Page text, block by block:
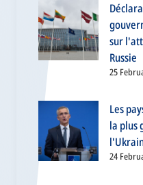
sur
Russie
25
Les
la plus
24